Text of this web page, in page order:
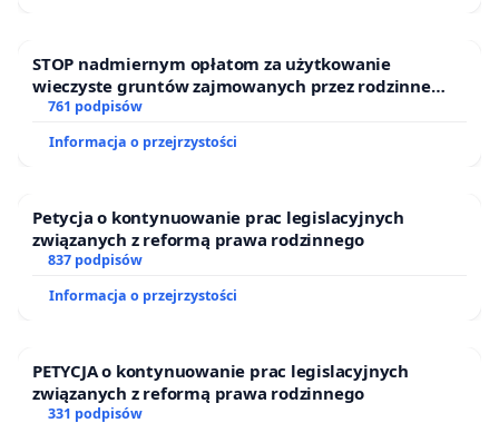
STOP nadmiernym opłatom za użytkowanie
wieczyste gruntów zajmowanych przez rodzinne
ogrody działkowe.
761 podpisów
Informacja o przejrzystości
Petycja o kontynuowanie prac legislacyjnych
związanych z reformą prawa rodzinnego
837 podpisów
Informacja o przejrzystości
PETYCJA o kontynuowanie prac legislacyjnych
związanych z reformą prawa rodzinnego
331 podpisów